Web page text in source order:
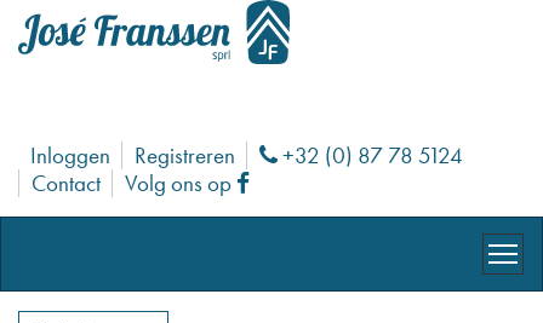
Inloggen Registreren Phone
+32 (0) 87 78 5124
Contact
Volg ons op Facebook